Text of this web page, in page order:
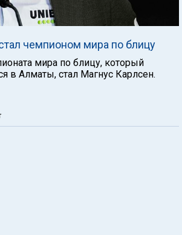
чемпионом мира по блицу
мира по блицу, который
в Алматы, стал Магнус Карлсен.